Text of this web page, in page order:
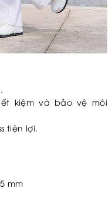
kiệm và bảo vệ môi
tiện lợi.
mm